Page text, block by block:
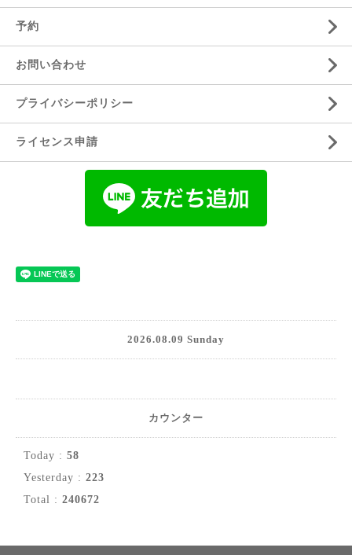
予約
お問い合わせ
プライバシーポリシー
ライセンス申請
2026.08.09 Sunday
カウンター
Today : 58
Yesterday : 223
Total : 240672